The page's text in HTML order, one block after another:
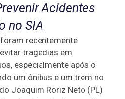
Acidentes
no SIA
recentemente
tragédias em
especialmente após o
um ônibus e um trem no
Joaquim Roriz Neto (PL)